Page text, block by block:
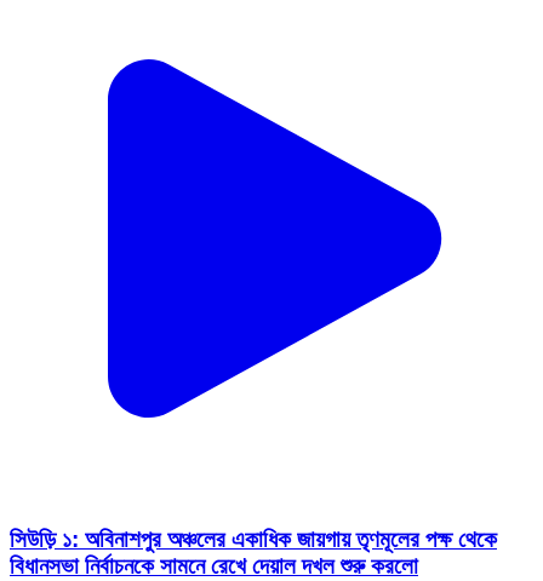
সিউড়ি ১: অবিনাশপুর অঞ্চলের একাধিক জায়গায় তৃণমূলের পক্ষ থেকে
বিধানসভা নির্বাচনকে সামনে রেখে দেয়াল দখল শুরু করলো